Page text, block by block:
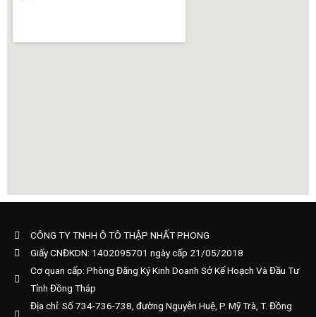
CÔNG TY TNHH Ô TÔ THẬP NHẤT PHONG
Giấy CNĐKDN: 1402095701 ngày cấp 21/05/2018
Cơ quan cấp: Phòng Đăng Ký Kinh Doanh Sở Kế Hoạch Và Đầu Tư
Tỉnh Đồng Tháp
Địa chỉ: Số 734-736-738, đường Nguyễn Huệ, P. Mỹ Trà, T. Đồng